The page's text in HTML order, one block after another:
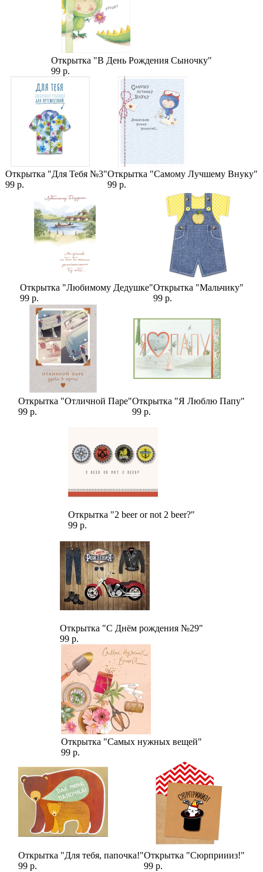
Декор для букетов,Декоративные фрукты
Открытка "В День Рождения Сыночку"
99 р.
Открытка "Для Тебя №3"
99 р.
Открытка "Самому Лучшему Внуку"
99 р.
Открытка "Любимому Дедушке"
99 р.
Открытка "Мальчику"
99 р.
Открытка "Отличной Паре"
99 р.
Открытка "Я Люблю Папу"
99 р.
Открытка "2 beer or not 2 beer?"
99 р.
Открытка "С Днём рождения №29"
99 р.
Открытка "Самых нужных вещей"
99 р.
Открытка "Для тебя, папочка!"
99 р.
Открытка "Сюрприииз!"
99 р.